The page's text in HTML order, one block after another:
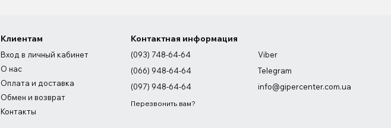
Клиентам
Вход в личный кабинет
О нас
Оплата и доставка
Обмен и возврат
Контакты
Контактная информация
(093) 748-64-64
(066) 948-64-64
(097) 948-64-64
Перезвонить вам?
Viber
Telegram
info@gipercenter.com.ua